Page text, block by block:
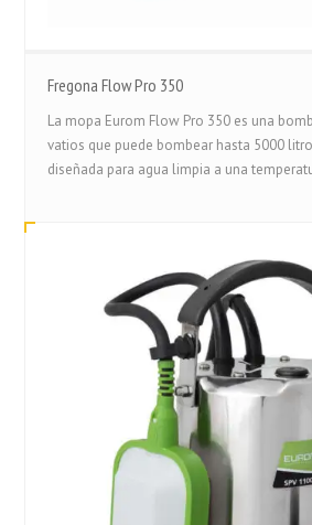
Fregona Flow Pro 350
La mopa Eurom Flow Pro 350 es una
vatios que puede bombear hasta 5000
diseñada para agua limpia a una